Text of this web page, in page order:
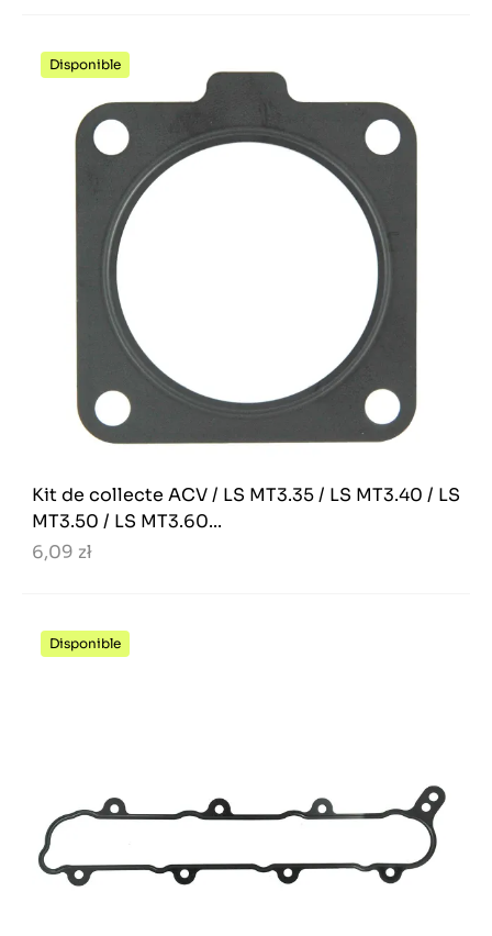
Disponible
Kit de collecte ACV / LS MT3.35 / LS MT3.40 / LS
MT3.50 / LS MT3.60...
6,09 zł
Disponible